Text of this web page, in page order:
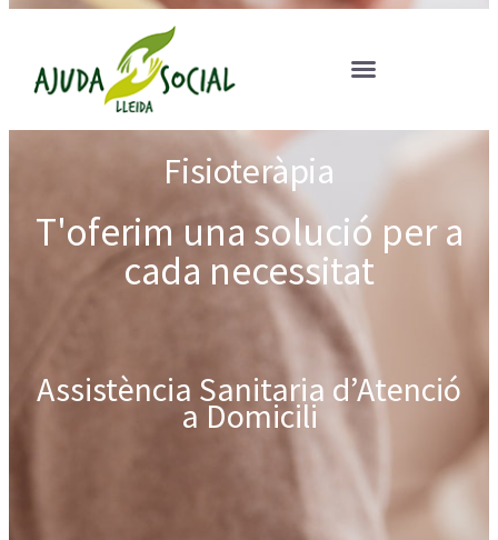
Fisioteràpia
T'oferim una solució per a
cada necessitat
Assistència Sanitaria d’Atenció
a Domicili